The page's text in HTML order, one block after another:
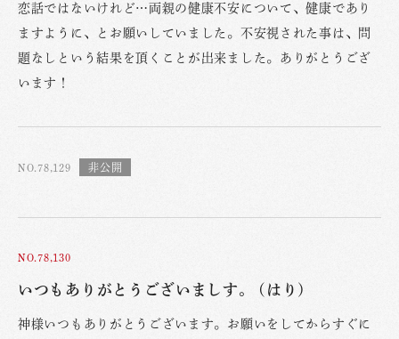
恋話ではないけれど…両親の健康不安について、健康であり
ますように、とお願いしていました。不安視された事は、問
題なしという結果を頂くことが出来ました。ありがとうござ
います！
NO.78,129
NO.78,130
いつもありがとうございましす。 (はり)
神様いつもありがとうございます。お願いをしてからすぐに